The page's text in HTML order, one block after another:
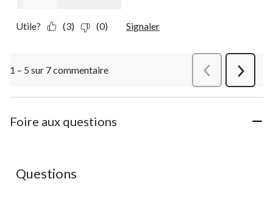
Utile? (3) (0) Signaler
1 – 5 sur 7 commentaire
Suivant
Foire aux questions
Questions